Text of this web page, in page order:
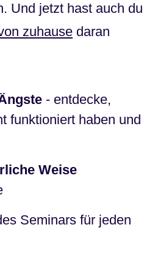
Und jetzt hast auch du
zuhause daran
- entdecke,
funktioniert haben und
Weise
Seminars für jeden